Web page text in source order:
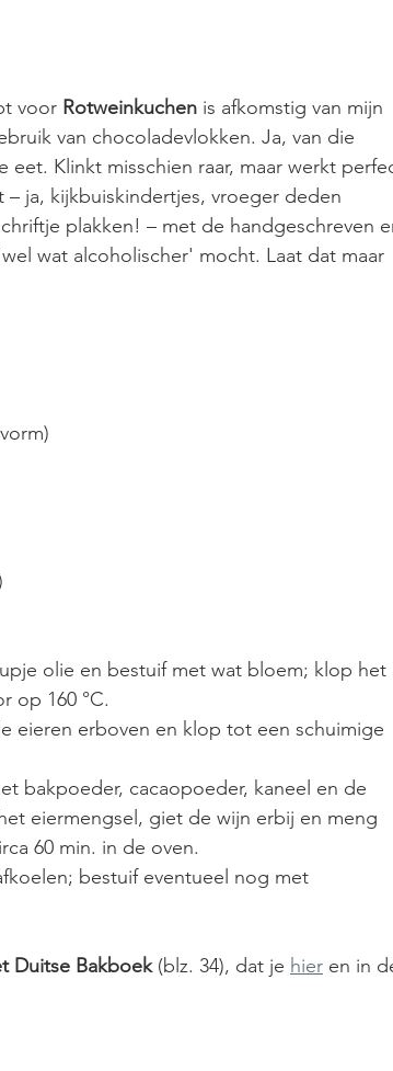
voor Rotweinkuchen is afkomstig van mijn
van chocoladevlokken. Ja, van die
Klinkt misschien raar, maar werkt
ja, kijkbuiskindertjes, vroeger deden
plakken! – met de handgeschreven
wat alcoholischer' mocht. Laat dat maar
olie en bestuif met wat bloem; klop het
op 160 °C.
eieren erboven en klop tot een schuimige
bakpoeder, cacaopoeder, kaneel en de
eiermengsel, giet de wijn erbij en meng
60 min. in de oven.
bestuif eventueel nog met
Duitse Bakboek (blz. 34), dat je hier en in